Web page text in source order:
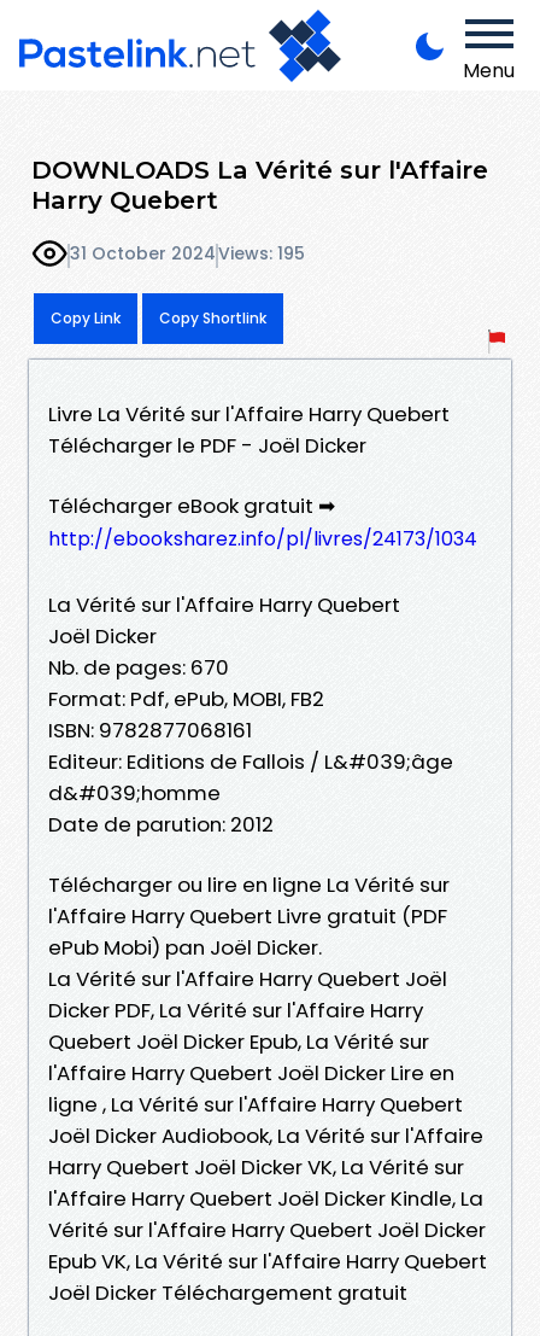
Menu
DOWNLOADS La Vérité sur l'Affaire
Harry Quebert
31 October 2024Views: 195
Copy Link Copy Shortlink
Livre La Vérité sur l'Affaire Harry Quebert
Télécharger le PDF - Joël Dicker
Télécharger eBook gratuit ➡
http://ebooksharez.info/pl/livres/24173/1034
La Vérité sur l'Affaire Harry Quebert
Joël Dicker
Nb. de pages: 670
Format: Pdf, ePub, MOBI, FB2
ISBN: 9782877068161
Editeur: Editions de Fallois / L&#039;âge
d&#039;homme
Date de parution: 2012
Télécharger ou lire en ligne La Vérité sur
l'Affaire Harry Quebert Livre gratuit (PDF
ePub Mobi) pan Joël Dicker.
La Vérité sur l'Affaire Harry Quebert Joël
Dicker PDF, La Vérité sur l'Affaire Harry
Quebert Joël Dicker Epub, La Vérité sur
l'Affaire Harry Quebert Joël Dicker Lire en
ligne , La Vérité sur l'Affaire Harry Quebert
Joël Dicker Audiobook, La Vérité sur l'Affaire
Harry Quebert Joël Dicker VK, La Vérité sur
l'Affaire Harry Quebert Joël Dicker Kindle, La
Vérité sur l'Affaire Harry Quebert Joël Dicker
Epub VK, La Vérité sur l'Affaire Harry Quebert
Joël Dicker Téléchargement gratuit